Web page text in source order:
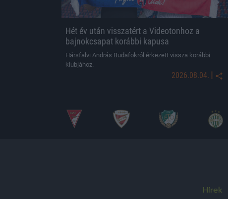
Hét év után visszatért a Videotonhoz a
bajnokcsapat korábbi kapusa
Hársfalvi András Budafokról érkezett vissza korábbi
klubjához.
2026.08.04. |
Hírek